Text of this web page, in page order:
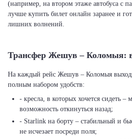
(например, на втором этаже автобуса с
лучше купить билет онлайн заранее и
лишних волнений.
Трансфер Жешув – Коломыя:
На каждый рейс Жешув – Коломыя
полным набором удобств:
- кресла, в которых хочется сидеть –
возможность откинуться назад;
- Starlink на борту – стабильный и
не исчезает посреди поля;